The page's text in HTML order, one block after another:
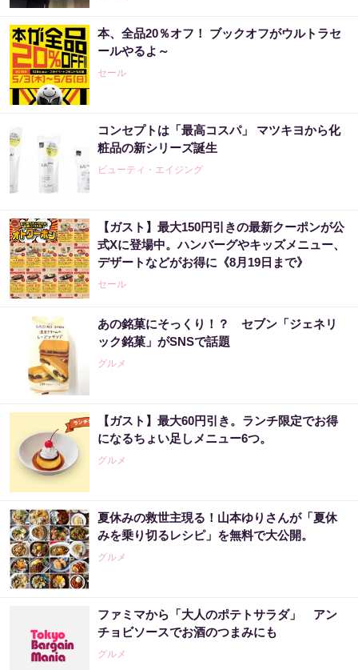
本、全品20％オフ！ ブックオフがウルトラセ
ールやるよ～
セール
コンセプトは「最高コスパ」 マツキヨから化
粧品の新シリーズ誕生
ビューティ・エイジング
【ガスト】最大150円引きの最新クーポンが公
式Xに登場中。ハンバーグやキッズメニュー、
デザートなどがお得に《8月19日まで》
セール
あの銘菓にそっくり！？ セブン「ジェネリ
ック銘菓」がSNSで話題
グルメ
【ガスト】最大60円引き。ランチ限定でお得
になるちょい足しメニュー6つ。
グルメ
夏休みの救世主現る！山本ゆりさんが「夏休
みを乗り切るレシピ」を無料で大公開。
グルメ
ファミマから「大人のポテトサラダ」 アン
チョビソースでお酒のつまみにも
グルメ